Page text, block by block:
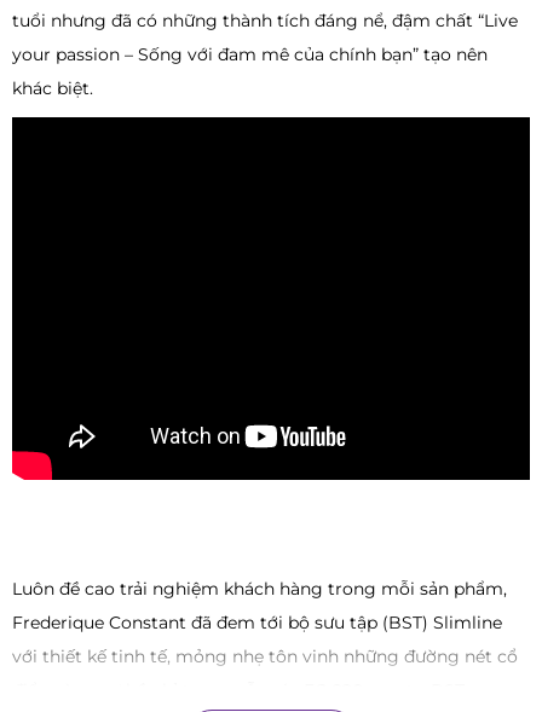
tuổi nhưng đã có những thành tích đáng nể, đậm chất “Live
your passion – Sống với đam mê của chính bạn” tạo nên
khác biệt.
Luôn đề cao trải nghiệm khách hàng trong mỗi sản phẩm,
Frederique Constant đã đem tới bộ sưu tập (BST) Slimline
với thiết kế tinh tế, mỏng nhẹ tôn vinh những đường nét cổ